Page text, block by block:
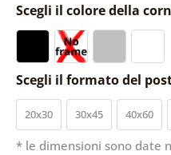
Scegli il colore della
Scegli il formato del
20x30 30x45 40x60
* le dimensioni sono date